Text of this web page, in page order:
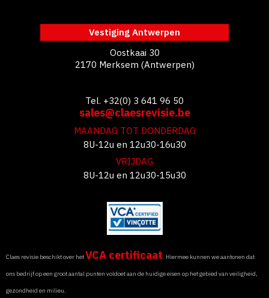
Vestiging Antwerpen
Oostkaai 30
2170 Merksem (Antwerpen)
Tel. +32(0) 3 641 96 50
sales@claesrevisie.be
MAANDAG TOT DONDERDAG
8U-12u en 12u30-16u30
VRIJDAG
8U-12u en 12u30-15u30
Claes revisie beschikt over hetVCA certificaat. Hiermee kunnen we aantonen dat
ons bedrijf op een groot aantal punten voldoet aan de huidige eisen op het gebied van veiligheid,
gezondheid en milieu.